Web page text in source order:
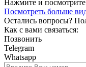
Нажмите и посмотрите
Посмотреть больше
Остались вопросы?
Как с вами связаться:
Позвонить
Telegram
Whatsapp